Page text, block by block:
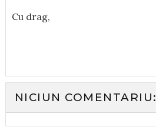
Cu drag,
NICIUN COMENTARIU: